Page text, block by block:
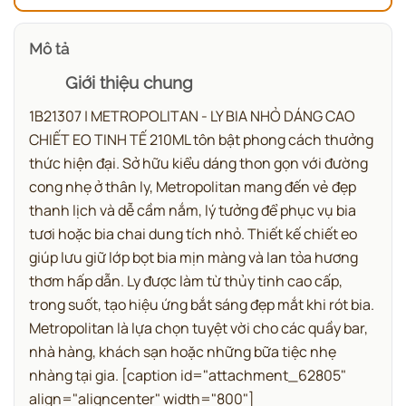
Mô tả
Giới thiệu chung
1B21307 | METROPOLITAN - LY BIA NHỎ DÁNG CAO
CHIẾT EO TINH TẾ 210ML tôn bật phong cách thưởng
thức hiện đại.Sở hữu kiểu dáng thon gọn với đường
cong nhẹ ở thân ly, Metropolitan mang đến vẻ đẹp
thanh lịch và dễ cầm nắm, lý tưởng để phục vụ bia
tươi hoặc bia chai dung tích nhỏ. Thiết kế chiết eo
giúp lưu giữ lớp bọt bia mịn màng và lan tỏa hương
thơm hấp dẫn. Ly được làm từ thủy tinh cao cấp,
trong suốt, tạo hiệu ứng bắt sáng đẹp mắt khi rót bia.
Metropolitan là lựa chọn tuyệt vời cho các quầy bar,
nhà hàng, khách sạn hoặc những bữa tiệc nhẹ
nhàng tại gia. [caption id="attachment_62805"
align="aligncenter" width="800"]